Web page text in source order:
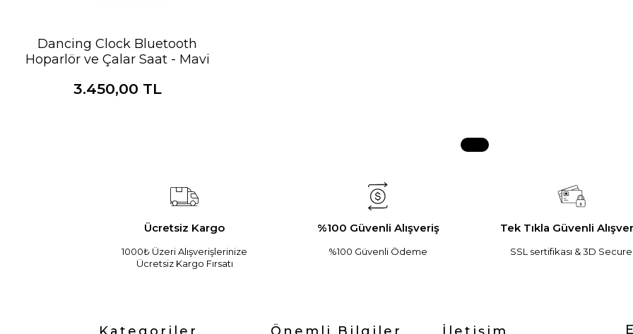
Dancing Clock Bluetooth
Hoparlör ve Çalar Saat - Mavi
3.450,00 TL
Ücretsiz Kargo
1000₺ Üzeri Alışverişlerinize
Ücretsiz Kargo Fırsatı
%100 Güvenli Alışveriş
%100 Güvenli Ödeme
Tek Tıkla Güvenli
SSL sertifikası & 3D Secure